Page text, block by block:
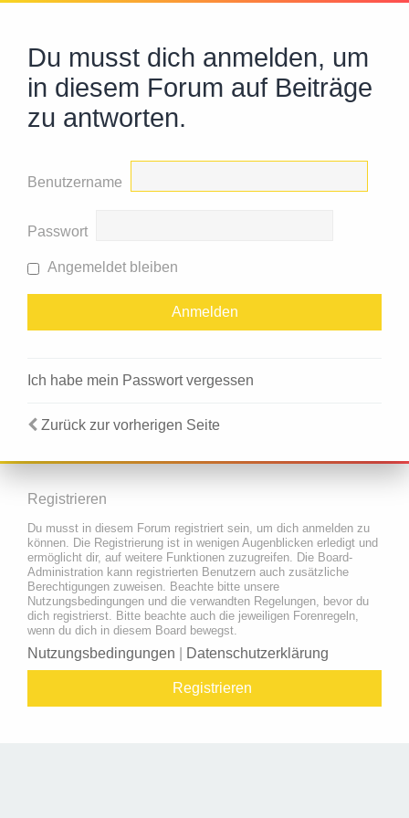
Du musst dich anmelden, um
in diesem Forum auf Beiträge
zu antworten.
Benutzername
Passwort
Angemeldet bleiben
Ich habe mein Passwort vergessen
Zurück zur vorherigen Seite
Registrieren
Du musst in diesem Forum registriert sein, um dich anmelden zu
können. Die Registrierung ist in wenigen Augenblicken erledigt und
ermöglicht dir, auf weitere Funktionen zuzugreifen. Die Board-
Administration kann registrierten Benutzern auch zusätzliche
Berechtigungen zuweisen. Beachte bitte unsere
Nutzungsbedingungen und die verwandten Regelungen, bevor du
dich registrierst. Bitte beachte auch die jeweiligen Forenregeln,
wenn du dich in diesem Board bewegst.
Nutzungsbedingungen Datenschutzerklärung
Registrieren